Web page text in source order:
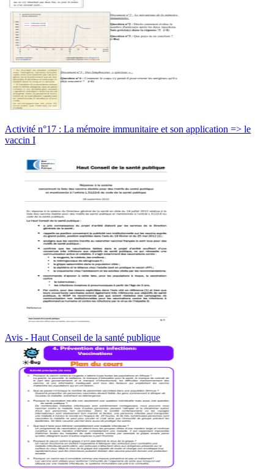
Activité n°17 : La mémoire immunitaire et son application => le
vaccin I
Avis - Haut Conseil de la santé publique